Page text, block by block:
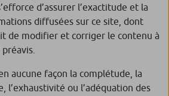
d’assurer l’exactitude et la
diffusées sur ce site, dont
de modifier et corriger le contenu à
aucune façon la complétude, la
l’exhaustivité ou l’adéquation des